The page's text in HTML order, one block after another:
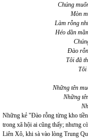
Chúng
Mòn
Làm rỗng
Héo dần
Đào
Tôi đã
Tôi
Những tên
Những
Những kẻ "Đào rỗng từng kho
trong xã hội ai cũng thấy; nhưng
Liên Xô, khi sà vào lòng Trung